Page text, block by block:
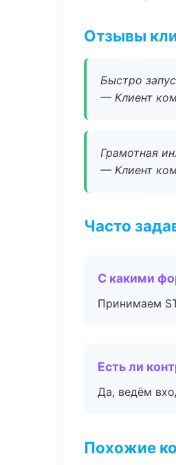
Отзывы
Быстро
— Клиент
Грамотная
— Клиент
Часто
С какими
Принимаем
Есть ли
Да, ведём
Похожие